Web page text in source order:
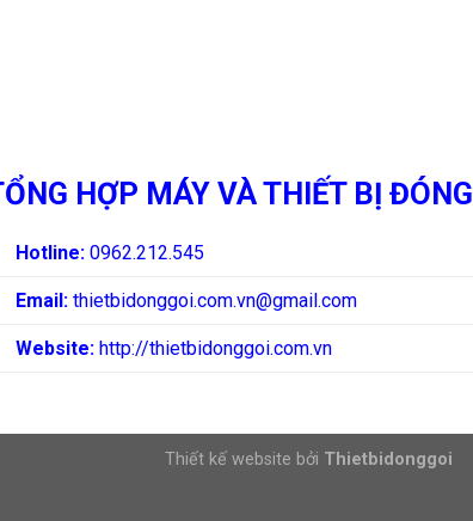
HỢP MÁY VÀ THIẾT BỊ
Hotline: 0962.212.545
Email: thietbidonggoi.com.vn@gmail.com
Website: http://thietbidonggoi.com.vn
Thiết kế website bởi Thietbidonggoi